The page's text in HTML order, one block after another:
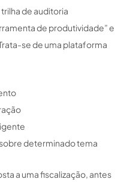
de auditoria
de produtividade” e
se de uma plataforma
determinado tema
a uma fiscalização, antes